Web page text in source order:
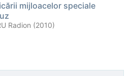
mijloacelor speciale
Radion (2010)